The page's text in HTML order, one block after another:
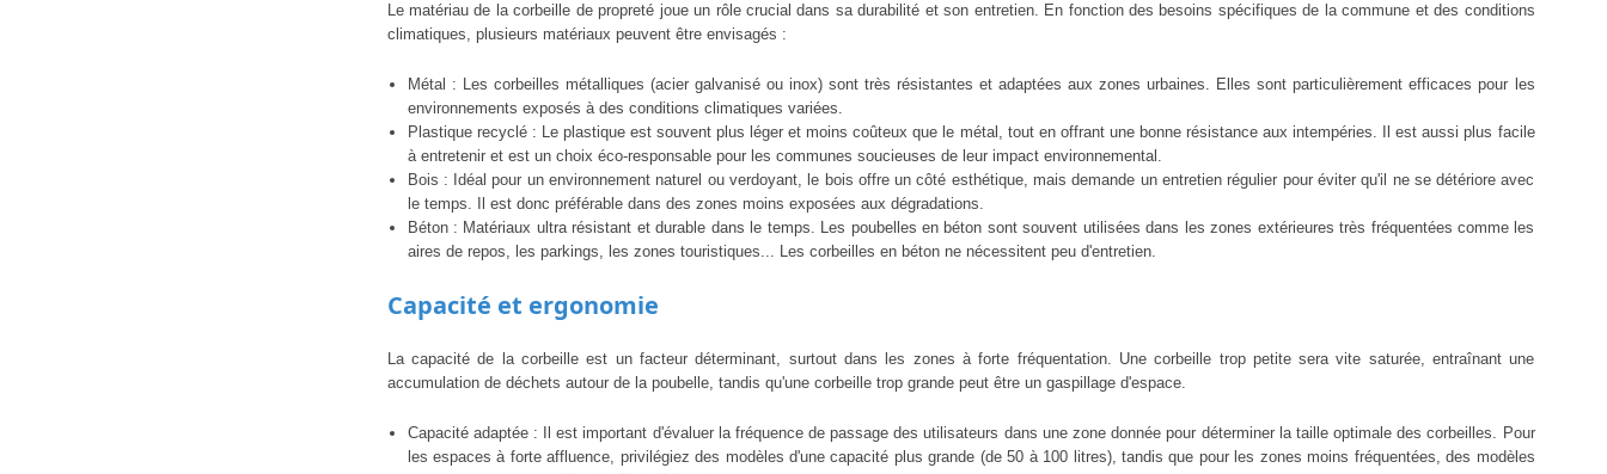
Le matériau de la corbeille de propreté joue un rôle crucial dans sa durabilité et son entretien. En fonction des besoins spécifiques de la commune et des conditions
climatiques, plusieurs matériaux peuvent être envisagés :
Métal : Les corbeilles métalliques (acier galvanisé ou inox) sont très résistantes et adaptées aux zones urbaines. Elles sont particulièrement efficaces pour les
environnements exposés à des conditions climatiques variées.
Plastique recyclé : Le plastique est souvent plus léger et moins coûteux que le métal, tout en offrant une bonne résistance aux intempéries. Il est aussi plus facile
à entretenir et est un choix éco-responsable pour les communes soucieuses de leur impact environnemental.
Bois : Idéal pour un environnement naturel ou verdoyant, le bois offre un côté esthétique, mais demande un entretien régulier pour éviter qu'il ne se détériore avec
le temps. Il est donc préférable dans des zones moins exposées aux dégradations.
Béton : Matériaux ultra résistant et durable dans le temps. Les poubelles en béton sont souvent utilisées dans les zones extérieures très fréquentées comme les
aires de repos, les parkings, les zones touristiques... Les corbeilles en béton ne nécessitent peu d'entretien.
Capacité et ergonomie
La capacité de la corbeille est un facteur déterminant, surtout dans les zones à forte fréquentation. Une corbeille trop petite sera vite saturée, entraînant une
accumulation de déchets autour de la poubelle, tandis qu'une corbeille trop grande peut être un gaspillage d'espace.
Capacité adaptée : Il est important d'évaluer la fréquence de passage des utilisateurs dans une zone donnée pour déterminer la taille optimale des corbeilles. Pour
les espaces à forte affluence, privilégiez des modèles d'une capacité plus grande (de 50 à 100 litres), tandis que pour les zones moins fréquentées, des modèles